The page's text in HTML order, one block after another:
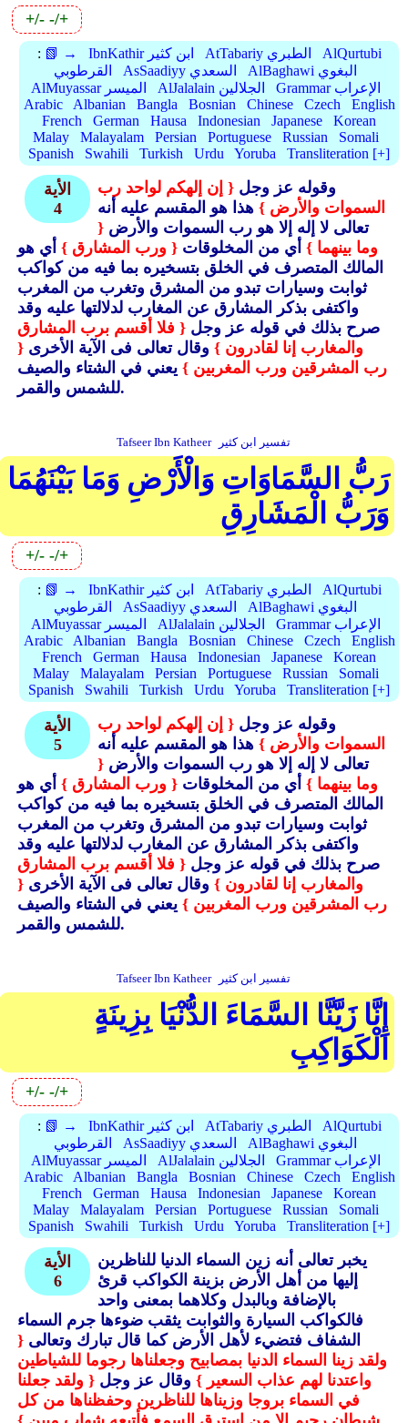
+/- -/+
: 📗 → IbnKathir ابن كثير AtTabariy الطبري
AlQurtubi
القرطوبي
AsSaadiyy السعدي
AlBaghawi البغوي
AlMuyassar الميسر
AlJalalain الجلالين
Grammar الإعراب
Arabic
Albanian Bangla Bosnian Chinese Czech
English
French
German Hausa Indonesian Japanese
Korean
Malay
Malayalam Persian Portuguese Russian
Somali
Spanish
Swahili Turkish Urdu Yoruba Transliteration [+]
الأية
4
وقوله عز وجل { إن إلهكم لواحد رب
السموات والأرض }هذا هو المقسم عليه أنه
تعالى لا إله إلا هو رب السموات والأرض {
وما بينهما }أي من المخلوقات { ورب المشارق }أي هو
المالك المتصرف في الخلق بتسخيره بما فيه من كواكب
ثوابت وسيارات تبدو من المشرق وتغرب من المغرب
واكتفى بذكر المشارق عن المغارب لدلالتها عليه وقد
صرح بذلك في قوله عز وجل { فلا أقسم برب المشارق
والمغارب إنا لقادرون }وقال تعالى فى الآية الأخرى {
رب المشرقين ورب المغربين }يعني في الشتاء والصيف
للشمس والقمر.
Tafseer Ibn Katheer تفسير ابن كثير
رَبُّ السَّمَاوَاتِ وَالْأَرْضِ وَمَا بَيْنَهُمَا
وَرَبُّ الْمَشَارِقِ
+/- -/+
: 📗 → IbnKathir ابن كثير AtTabariy الطبري
AlQurtubi
القرطوبي
AsSaadiyy السعدي
AlBaghawi البغوي
AlMuyassar الميسر
AlJalalain الجلالين
Grammar الإعراب
Arabic
Albanian Bangla Bosnian Chinese Czech
English
French
German Hausa Indonesian Japanese
Korean
Malay
Malayalam Persian Portuguese Russian
Somali
Spanish
Swahili Turkish Urdu Yoruba Transliteration [+]
الأية
5
وقوله عز وجل { إن إلهكم لواحد رب
السموات والأرض }هذا هو المقسم عليه أنه
تعالى لا إله إلا هو رب السموات والأرض {
وما بينهما }أي من المخلوقات { ورب المشارق }أي هو
المالك المتصرف في الخلق بتسخيره بما فيه من كواكب
ثوابت وسيارات تبدو من المشرق وتغرب من المغرب
واكتفى بذكر المشارق عن المغارب لدلالتها عليه وقد
صرح بذلك في قوله عز وجل { فلا أقسم برب المشارق
والمغارب إنا لقادرون }وقال تعالى فى الآية الأخرى {
رب المشرقين ورب المغربين }يعني في الشتاء والصيف
للشمس والقمر.
Tafseer Ibn Katheer تفسير ابن كثير
إِنَّا زَيَّنَّا السَّمَاءَ الدُّنْيَا بِزِينَةٍ
الْكَوَاكِبِ
+/- -/+
: 📗 → IbnKathir ابن كثير AtTabariy الطبري
AlQurtubi
القرطوبي
AsSaadiyy السعدي
AlBaghawi البغوي
AlMuyassar الميسر
AlJalalain الجلالين
Grammar الإعراب
Arabic
Albanian Bangla Bosnian Chinese Czech
English
French
German Hausa Indonesian Japanese
Korean
Malay
Malayalam Persian Portuguese Russian
Somali
Spanish
Swahili Turkish Urdu Yoruba Transliteration [+]
الأية
6
يخبر تعالى أنه زين السماء الدنيا للناظرين
إليها من أهل الأرض بزينة الكواكب قرئ
بالإضافة وبالبدل وكلاهما بمعنى واحد
فالكواكب السيارة والثوابت يثقب ضوءها جرم السماء
الشفاف فتضيء لأهل الأرض كما قال تبارك وتعالى {
ولقد زينا السماء الدنيا بمصابيح وجعلناها رجوما للشياطين
واعتدنا لهم عذاب السعير }وقال عز وجل { ولقد جعلنا
في السماء بروجا وزيناها للناظرين وحفظناها من كل